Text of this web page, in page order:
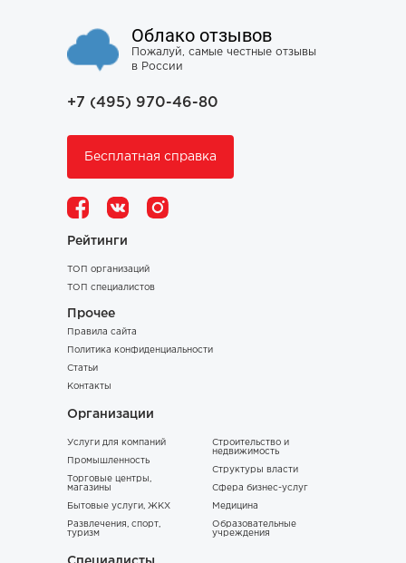
Облако отзывов
Пожалуй, самые честные отзывы
в России
+7 (495) 970-46-80
Бесплатная справка
Рейтинги
ТОП организаций
ТОП специалистов
Прочее
Правила сайта
Политика конфиденциальности
Статьи
Контакты
Организации
Услуги для компаний
Промышленность
Торговые центры,
магазины
Бытовые услуги, ЖКХ
Развлечения, спорт,
туризм
Строительство и
недвижимость
Структуры власти
Сфера бизнес-услуг
Медицина
Образовательные
учреждения